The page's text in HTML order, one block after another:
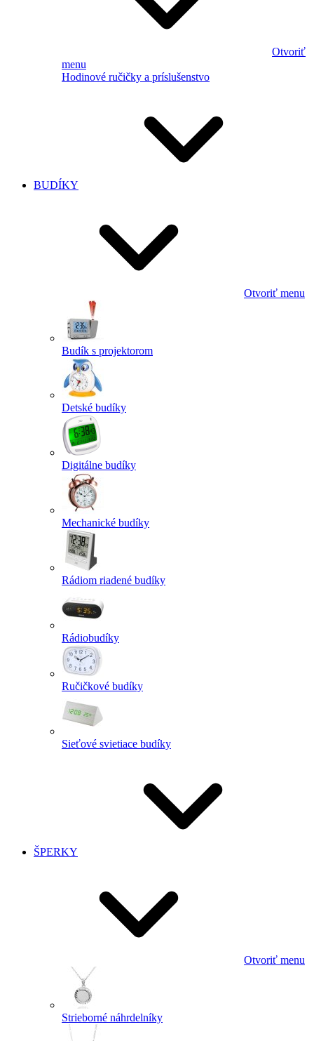
Otvoriť
menu
Hodinové ručičky a príslušenstvo
BUDÍKY
Otvoriť menu
Budík s projektorom
Detské budíky
Digitálne budíky
Mechanické budíky
Rádiom riadené budíky
Rádiobudíky
Ručičkové budíky
Sieťové svietiace budíky
ŠPERKY
Otvoriť menu
Strieborné náhrdelníky